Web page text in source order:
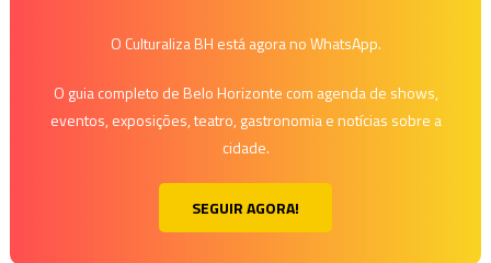
O Culturaliza BH está agora no WhatsApp.
O guia completo de Belo Horizonte com agenda de shows,
eventos, exposições, teatro, gastronomia e notícias sobre a
cidade.
SEGUIR AGORA!